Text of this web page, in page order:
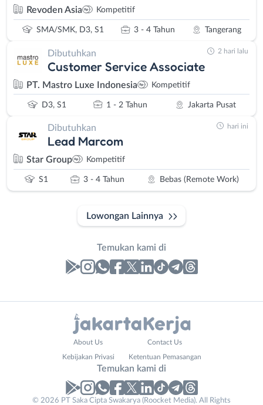
Revoden Asia Kompetitif
SMA/SMK, D3, S1 3 - 4 Tahun Tangerang
Dibutuhkan
Customer Service Associate
PT. Mastro Luxe Indonesia Kompetitif
D3, S1 1 - 2 Tahun Jakarta Pusat
2 hari lalu
Dibutuhkan
Lead Marcom
Star Group Kompetitif
S1 3 - 4 Tahun Bebas (Remote Work)
hari ini
Lowongan Lainnya
Temukan kami di
About Us Contact Us
Kebijakan Privasi Ketentuan Pemasangan
Temukan kami di
© 2026 PT Saka Cipta Swakarya (Roocket Media). All Rights